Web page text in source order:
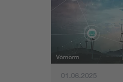
Mobility
Standards
Vornorm
01.06.2025